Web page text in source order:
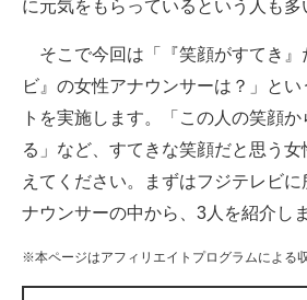
ビジネスと働き方のヒント
企業ITのトレンドを詳説
経営リーダーのコミュニティ
に元気をもらっているという人も多
そこで今回は「『笑顔がすてき』
ビ』の女性アナウンサーは？」と
トを実施します。「この人の笑顔か
る」など、すてきな笑顔だと思う
えてください。まずはフジテレビ
ナウンサーの中から、3人を紹介しま
※本ページはアフィリエイトプログラムによる